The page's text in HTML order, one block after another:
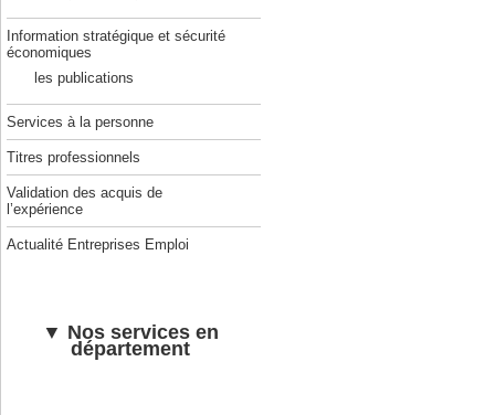
Information stratégique et sécurité
économiques
les publications
Services à la personne
Titres professionnels
Validation des acquis de
l’expérience
Actualité Entreprises Emploi
▼ Nos services en
département